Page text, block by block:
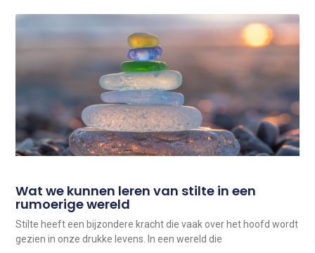
Wat we kunnen leren van stilte in een
rumoerige wereld
Stilte heeft een bijzondere kracht die vaak over het hoofd wordt
gezien in onze drukke levens. In een wereld die